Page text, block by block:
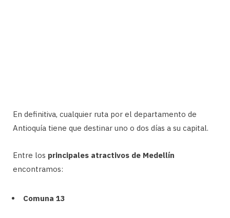
En definitiva, cualquier ruta por el departamento de
Antioquía tiene que destinar uno o dos días a su capital.
Entre los principales atractivos de Medellín
encontramos:
Comuna 13